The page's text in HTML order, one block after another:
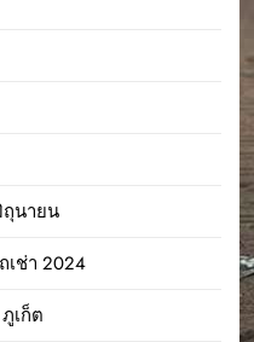
ถุนายน
เช่า 2024
เก็ต